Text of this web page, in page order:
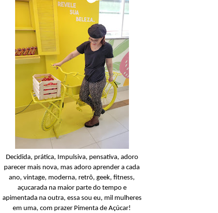
Condicionador
Açucarando: Shampoo
Condicionador Novex
Decidida, prática, Impulsiva, pensativa, adoro
parecer mais nova, mas adoro aprender a cada
ano, vintage, moderna, retrô, geek, fitness,
açucarada na maior parte do tempo e
apimentada na outra, essa sou eu, mil mulheres
em uma, com prazer Pimenta de Açúcar!